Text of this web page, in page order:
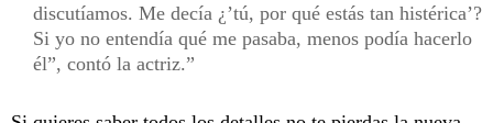
discutíamos. Me decía ¿’tú, por qué estás tan histérica’?
Si yo no entendía qué me pasaba, menos podía hacerlo
él”, contó la actriz.